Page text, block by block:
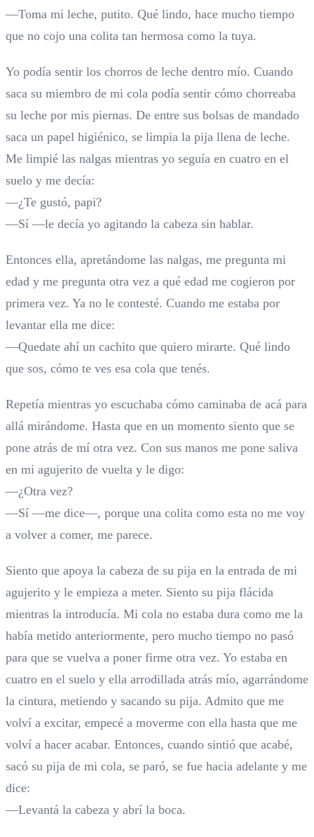
—Toma mi leche, putito. Qué lindo, hace mucho tiempo
que no cojo una colita tan hermosa como la tuya.
Yo podía sentir los chorros de leche dentro mío. Cuando
saca su miembro de mi cola podía sentir cómo chorreaba
su leche por mis piernas. De entre sus bolsas de mandado
saca un papel higiénico, se limpia la pija llena de leche.
Me limpié las nalgas mientras yo seguía en cuatro en el
suelo y me decía:
—¿Te gustó, papi?
—Sí —le decía yo agitando la cabeza sin hablar.
Entonces ella, apretándome las nalgas, me pregunta mi
edad y me pregunta otra vez a qué edad me cogieron por
primera vez. Ya no le contesté. Cuando me estaba por
levantar ella me dice:
—Quedate ahí un cachito que quiero mirarte. Qué lindo
que sos, cómo te ves esa cola que tenés.
Repetía mientras yo escuchaba cómo caminaba de acá para
allá mirándome. Hasta que en un momento siento que se
pone atrás de mí otra vez. Con sus manos me pone saliva
en mi agujerito de vuelta y le digo:
—¿Otra vez?
—Sí —me dice—, porque una colita como esta no me voy
a volver a comer, me parece.
Siento que apoya la cabeza de su pija en la entrada de mi
agujerito y le empieza a meter. Siento su pija flácida
mientras la introducía. Mi cola no estaba dura como me la
había metido anteriormente, pero mucho tiempo no pasó
para que se vuelva a poner firme otra vez. Yo estaba en
cuatro en el suelo y ella arrodillada atrás mío, agarrándome
la cintura, metiendo y sacando su pija. Admito que me
volví a excitar, empecé a moverme con ella hasta que me
volví a hacer acabar. Entonces, cuando sintió que acabé,
sacó su pija de mi cola, se paró, se fue hacia adelante y me
dice:
—Levantá la cabeza y abrí la boca.